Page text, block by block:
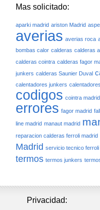
Mas solicitado:
aparki madrid ariston Madrid
averias averias roca
bombas calor calderas calderas
calderas cointra calderas fagor
junkers calderas Saunier Duval
calentadores junkers
codigos cointra madrid
errores fagor madrid
line madrid manaut madrid
reparacion calderas ferroli madrid
Madrid servicio tecnico ferroli
termos termos junkers
Privacidad: